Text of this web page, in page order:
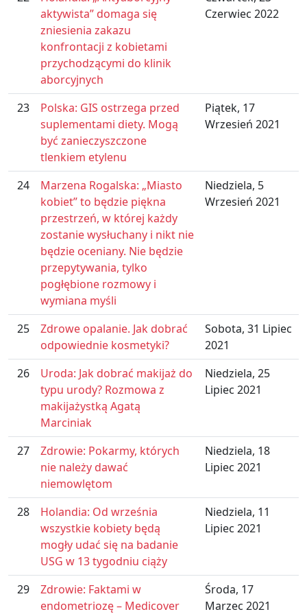
aktywista” domaga się
zniesienia zakazu
konfrontacji z kobietami
przychodzącymi do klinik
aborcyjnych
Czerwiec 2022
23
Polska: GIS ostrzega przed
suplementami diety. Mogą
być zanieczyszczone
tlenkiem etylenu
Piątek, 17
Wrzesień 2021
24
Marzena Rogalska: „Miasto
kobiet” to będzie piękna
przestrzeń, w której każdy
zostanie wysłuchany i nikt nie
będzie oceniany. Nie będzie
przepytywania, tylko
pogłębione rozmowy i
wymiana myśli
Niedziela, 5
Wrzesień 2021
25
Zdrowe opalanie. Jak dobrać
odpowiednie kosmetyki?
Sobota, 31 Lipiec
2021
26
Uroda: Jak dobrać makijaż do
typu urody? Rozmowa z
makijażystką Agatą
Marciniak
Niedziela, 25
Lipiec 2021
27
Zdrowie: Pokarmy, których
nie należy dawać
niemowlętom
Niedziela, 18
Lipiec 2021
28
Holandia: Od września
wszystkie kobiety będą
mogły udać się na badanie
USG w 13 tygodniu ciąży
Niedziela, 11
Lipiec 2021
29
Zdrowie: Faktami w
endometriozę – Medicover
Środa, 17
Marzec 2021